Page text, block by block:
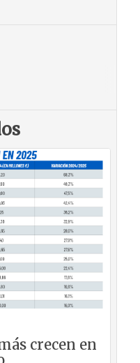
crecen en